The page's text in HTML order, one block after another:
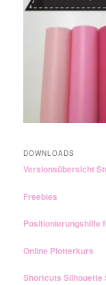
DOWNLOADS
Versionsübersicht
Freebies
Positionierungshilfe
Online Plotterkurs
Shortcuts Silhouette